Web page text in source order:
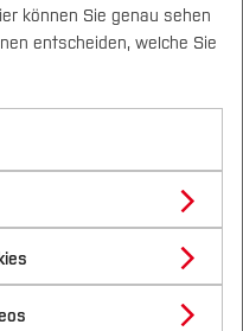
DE|EN Quicklinks
Informationen
einzelnen Gebäuden
Magistrale der
vom Haupteingang
können Sie genau sehen
entscheiden, welche Sie